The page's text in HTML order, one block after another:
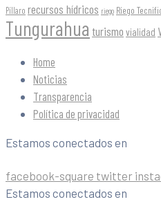
Píllaro recursos hídricos riego Riego
Tungurahua turismo vialidad
Home
Noticias
Transparencia
Política de privacidad
Estamos conectados en
facebook-square twitter
Estamos conectados en